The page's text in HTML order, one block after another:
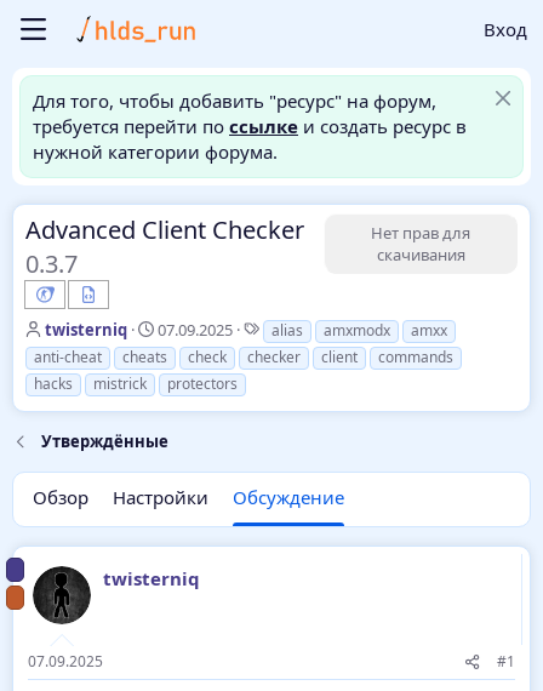
Вход
Для того, чтобы добавить "ресурс" на форум,
требуется перейти по ссылке и создать ресурс в
нужной категории форума.
Advanced Client Checker
0.3.7
Нет прав для
скачивания
А
в
т
о
р
т
ы
twisterniq
Д
а
т
а
н
а
л
а
07.09.2025
Т
е
г
alias amxmodx
amxx
anti-cheat
cheats check checker client
commands
hacks
mistrick protectors
Утверждённые
Обзор Настройки Обсуждение
twisterniq
07.09.2025 #1